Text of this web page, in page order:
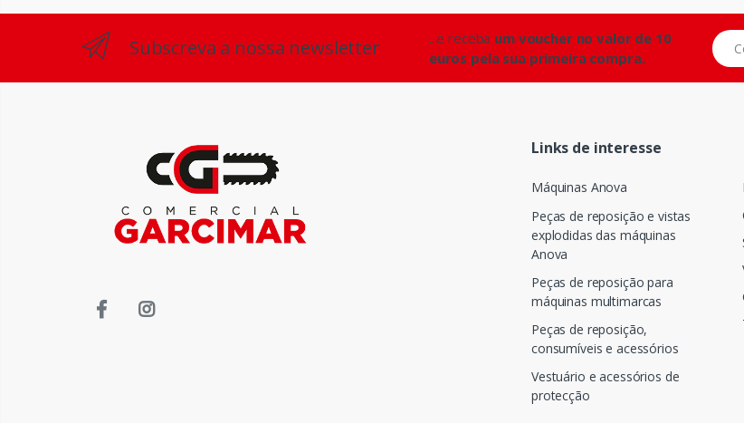
Subscreva a nossa newsletter ...e receba um voucher no valor de 10
euros pela sua primeira compra.
Links de interesse
Máquinas Anova
Peças de reposição e vistas
explodidas das máquinas
Anova
Peças de reposição para
máquinas multimarcas
Peças de reposição,
consumíveis e acessórios
Vestuário e acessórios de
protecção